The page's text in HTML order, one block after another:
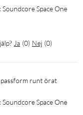
ger 3 gånger mer
Dessutom får du
med AI. Och
till flera
Soundcore Space One
Ja (0) Nej (0)
runt örat
Soundcore Space One